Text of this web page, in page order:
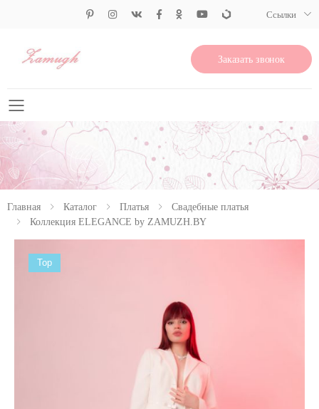
Ссылки
Заказать звонок
Свернуть меню
Главная Каталог Платья
Свадебные платья
Коллекция ELEGANCE by ZAMUZH.BY
Top